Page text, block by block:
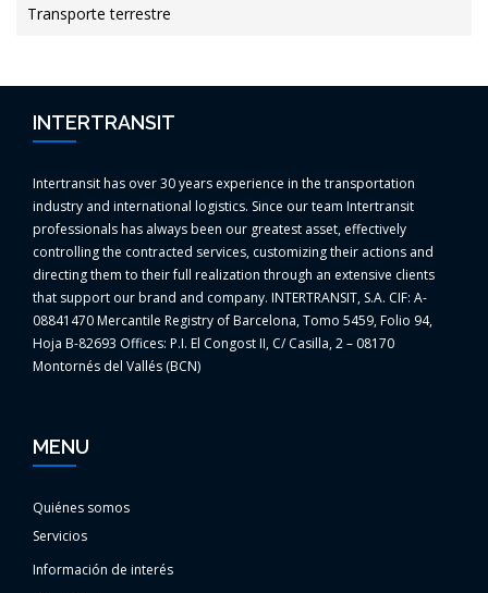
Transporte terrestre
INTERTRANSIT
Intertransit has over 30 years experience in the transportation
industry and international logistics. Since our team Intertransit
professionals has always been our greatest asset, effectively
controlling the contracted services, customizing their actions and
directing them to their full realization through an extensive clients
that support our brand and company. INTERTRANSIT, S.A. CIF: A-
08841470 Mercantile Registry of Barcelona, Tomo 5459, Folio 94,
Hoja B-82693 Offices: P.I. El Congost II, C/ Casilla, 2 – 08170
Montornés del Vallés (BCN)
MENU
Quiénes somos
Servicios
Información de interés